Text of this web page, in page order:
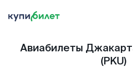
Авиабилеты
(PKU)